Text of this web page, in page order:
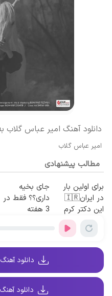
دانلود آهنگ امیر عباس گلاب
امیر عباس گلاب
مطالب پیشنهادی
برای اولین بار
در ایران🇮🇷
این دکتر کرم
ترمیم کننده 23
روزه ساخت!
جای بخیه
داری؟؟ فقط در
3 هفته
دانلود
دانلود